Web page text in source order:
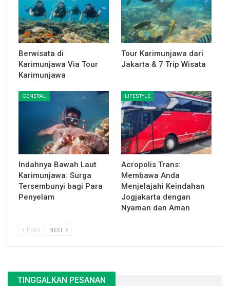
Berwisata di
Karimunjawa Via Tour
Karimunjawa
Tour Karimunjawa dari
Jakarta & 7 Trip Wisata
GENERAL
Indahnya Bawah Laut
Karimunjawa: Surga
Tersembunyi bagi Para
Penyelam
LIFESTYLE
Acropolis Trans:
Membawa Anda
Menjelajahi Keindahan
Jogjakarta dengan
Nyaman dan Aman
PREV NEXT
TINGGALKAN PESANAN